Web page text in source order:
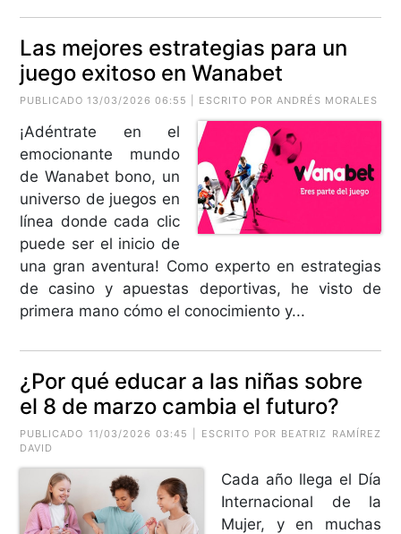
Las mejores estrategias para un
juego exitoso en Wanabet
PUBLICADO 13/03/2026 06:55 | ESCRITO POR ANDRÉS MORALES
¡Adéntrate en el
emocionante mundo
de Wanabet bono, un
universo de juegos en
línea donde cada clic
puede ser el inicio de
una gran aventura! Como experto en estrategias
de casino y apuestas deportivas, he visto de
primera mano cómo el conocimiento y...
¿Por qué educar a las niñas sobre
el 8 de marzo cambia el futuro?
PUBLICADO 11/03/2026 03:45 | ESCRITO POR BEATRIZ RAMÍREZ
DAVID
Cada año llega el Día
Internacional de la
Mujer, y en muchas